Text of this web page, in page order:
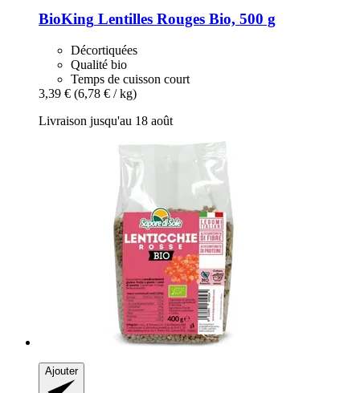
BioKing Lentilles Rouges Bio, 500 g
Décortiquées
Qualité bio
Temps de cuisson court
3,39 € (6,78 € / kg)
Livraison jusqu'au 18 août
Ajouter